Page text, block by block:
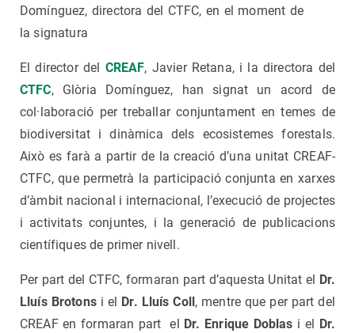
Domínguez, directora del CTFC, en el moment de
la signatura
El director del CREAF, Javier Retana, i la directora del
CTFC, Glòria Domínguez, han signat un acord de
col·laboració per treballar conjuntament en temes de
biodiversitat i dinàmica dels ecosistemes forestals.
Això es farà a partir de la creació d’una unitat CREAF-
CTFC, que permetrà la participació conjunta en xarxes
d’àmbit nacional i internacional, l’execució de projectes
i activitats conjuntes, i la generació de publicacions
científiques de primer nivell.
Per part del CTFC, formaran part d’aquesta Unitat el Dr.
Lluís Brotonsi el Dr. Lluís Coll, mentre que per part del
CREAF en formaran part el Dr. Enrique Doblas i el Dr.